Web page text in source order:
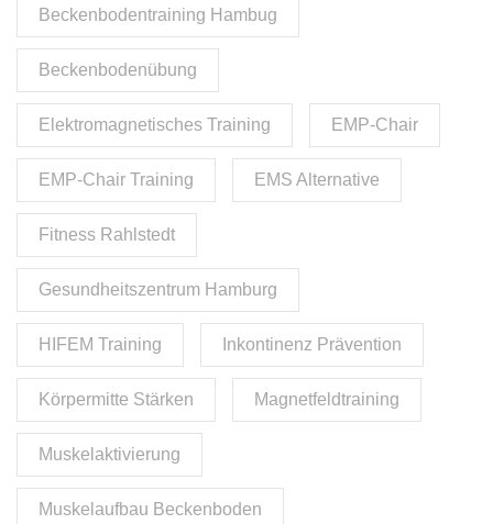
Beckenbodentraining Hambug
Beckenbodenübung
Elektromagnetisches Training EMP-Chair
EMP-Chair Training EMS Alternative
Fitness Rahlstedt
Gesundheitszentrum Hamburg
HIFEM Training Inkontinenz Prävention
Körpermitte Stärken Magnetfeldtraining
Muskelaktivierung
Muskelaufbau Beckenboden